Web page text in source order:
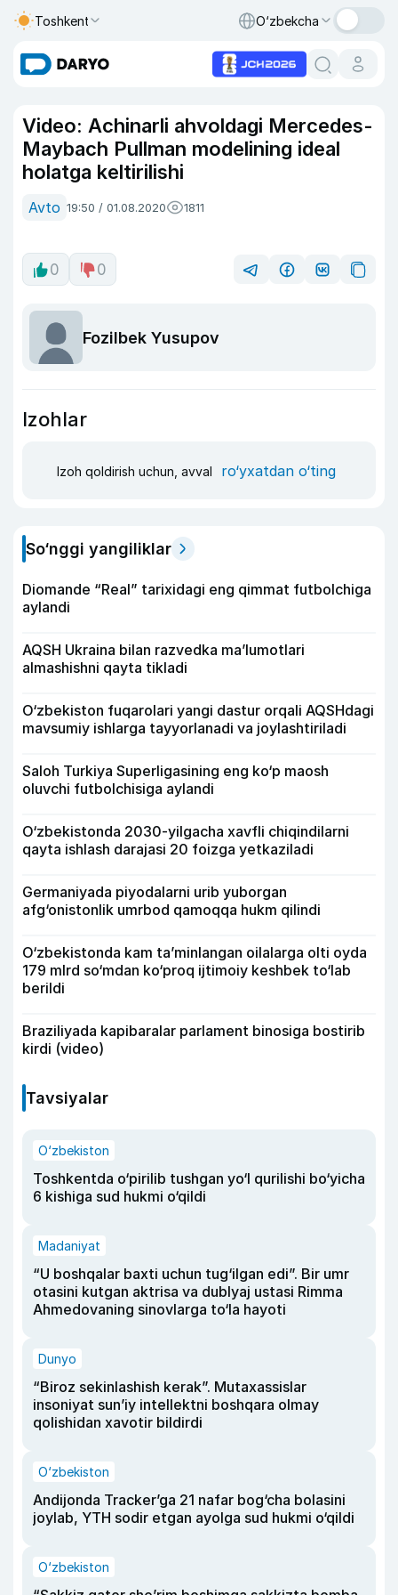
Toshkent O‘zbekcha
Video: Achinarli ahvoldagi Mercedes-
Maybach Pullman modelining ideal
holatga keltirilishi
Avto 19:50 / 01.08.2020 1811
0 0
Fozilbek Yusupov
Izohlar
Izoh qoldirish uchun, avval ro‘yxatdan o‘ting
So‘nggi yangiliklar
Diomande “Real” tarixidagi eng qimmat futbolchiga
aylandi
AQSH Ukraina bilan razvedka ma’lumotlari
almashishni qayta tikladi
O‘zbekiston fuqarolari yangi dastur orqali AQSHdagi
mavsumiy ishlarga tayyorlanadi va joylashtiriladi
Saloh Turkiya Superligasining eng ko‘p maosh
oluvchi futbolchisiga aylandi
O‘zbekistonda 2030-yilgacha xavfli chiqindilarni
qayta ishlash darajasi 20 foizga yetkaziladi
Germaniyada piyodalarni urib yuborgan
afg‘onistonlik umrbod qamoqqa hukm qilindi
O‘zbekistonda kam ta’minlangan oilalarga olti oyda
179 mlrd so‘mdan ko‘proq ijtimoiy keshbek to‘lab
berildi
Braziliyada kapibaralar parlament binosiga bostirib
kirdi (video)
Tavsiyalar
O‘zbekiston
Toshkentda o‘pirilib tushgan yo‘l qurilishi bo‘yicha
6 kishiga sud hukmi o‘qildi
Madaniyat
“U boshqalar baxti uchun tug‘ilgan edi”. Bir umr
otasini kutgan aktrisa va dublyaj ustasi Rimma
Ahmedovaning sinovlarga to‘la hayoti
Dunyo
“Biroz sekinlashish kerak”. Mutaxassislar
insoniyat sun’iy intellektni boshqara olmay
qolishidan xavotir bildirdi
O‘zbekiston
Andijonda Tracker’ga 21 nafar bog‘cha bolasini
joylab, YTH sodir etgan ayolga sud hukmi o‘qildi
O‘zbekiston